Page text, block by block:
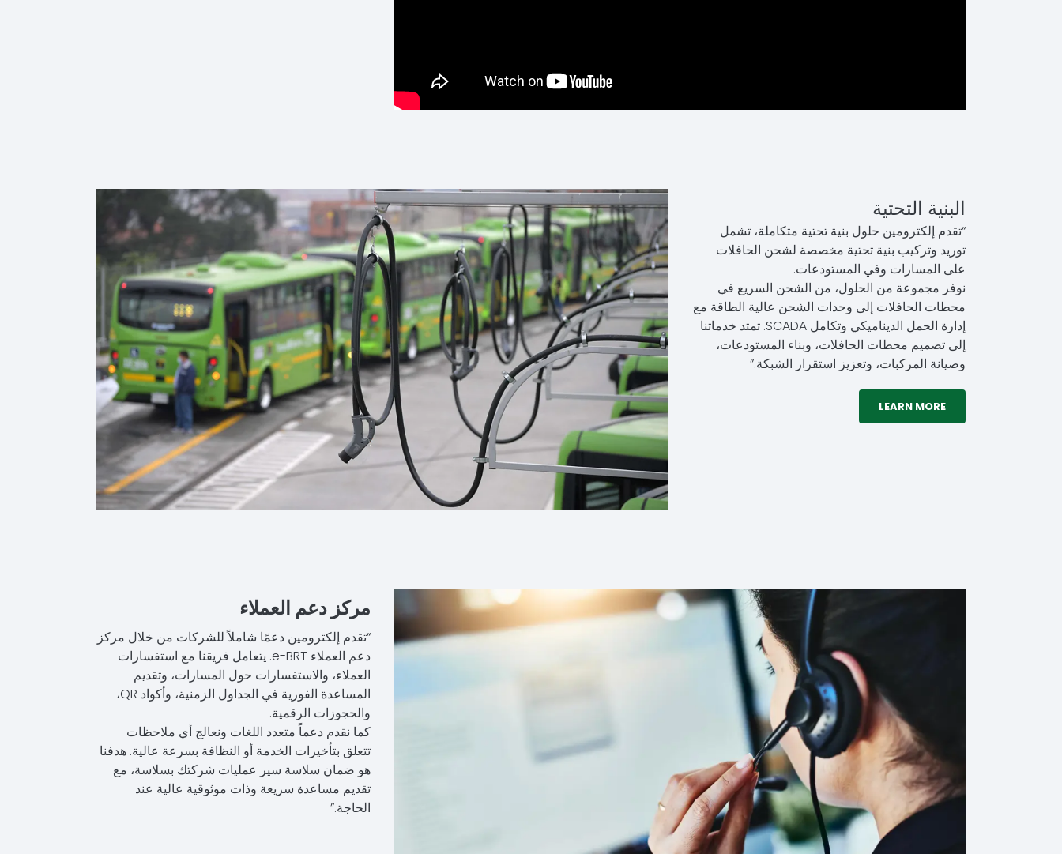
البنية التحتية
“تقدم إلكترومين حلول بنية تحتية متكاملة، تشمل
توريد وتركيب بنية تحتية مخصصة لشحن الحافلات
على المسارات وفي المستودعات.
نوفر مجموعة من الحلول، من الشحن السريع في
محطات الحافلات إلى وحدات الشحن عالية الطاقة مع
إدارة الحمل الديناميكي وتكامل SCADA. تمتد خدماتنا
إلى تصميم محطات الحافلات، وبناء المستودعات،
وصيانة المركبات، وتعزيز استقرار الشبكة.”
LEARN MORE
مركز دعم العملاء
“تقدم إلكترومين دعمًا شاملاً للشركات من خلال مركز
دعم العملاء e-BRT. يتعامل فريقنا مع استفسارات
العملاء، والاستفسارات حول المسارات، وتقديم
المساعدة الفورية في الجداول الزمنية، وأكواد QR،
والحجوزات الرقمية.
كما نقدم دعماً متعدد اللغات ونعالج أي ملاحظات
تتعلق بتأخيرات الخدمة أو النظافة بسرعة عالية. هدفنا
هو ضمان سلاسة سير عمليات شركتك بسلاسة، مع
تقديم مساعدة سريعة وذات موثوقية عالية عند
الحاجة.”